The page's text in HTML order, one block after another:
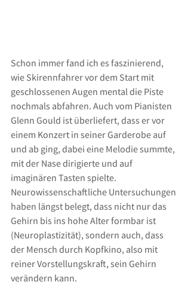
Schon immer fand ich es faszinierend,
wie Skirennfahrer vor dem Start mit
geschlossenen Augen mental die Piste
nochmals abfahren. Auch vom Pianisten
Glenn Gould ist überliefert, dass er vor
einem Konzert in seiner Garderobe auf
und ab ging, dabei eine Melodie summte,
mit der Nase dirigierte und auf
imaginären Tasten spielte.
Neurowissenschaftliche Untersuchungen
haben längst belegt, dass nicht nur das
Gehirn bis ins hohe Alter formbar ist
(Neuroplastizität), sondern auch, dass
der Mensch durch Kopfkino, also mit
reiner Vorstellungskraft, sein Gehirn
verändern kann.